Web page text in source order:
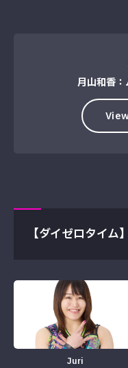
月山和香：
【ダイゼロタイム
Juri